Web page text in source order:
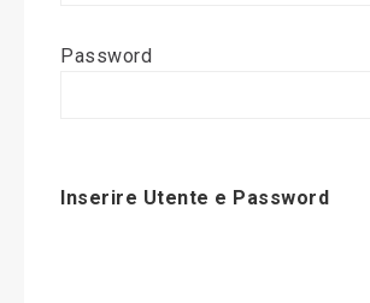
Modifica News
Password
Inserire Utente e Password